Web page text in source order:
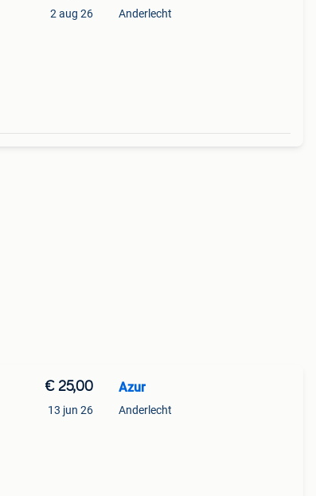
2 aug 26 Anderlecht
€ 25,00
13 jun 26
Azur
Anderlecht